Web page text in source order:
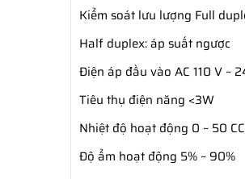
Kiểm soát lưu lượng Full
Half duplex: áp suất ngược
Điện áp đầu vào AC 110 V ~
Tiêu thụ điện năng <3W
Nhiệt độ hoạt động 0 ~ 50 CC
Độ ẩm hoạt động 5% ~ 90%